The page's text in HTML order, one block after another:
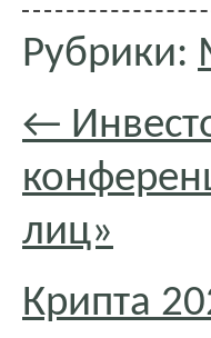
Рубрики:
←
лиц»
Крипта